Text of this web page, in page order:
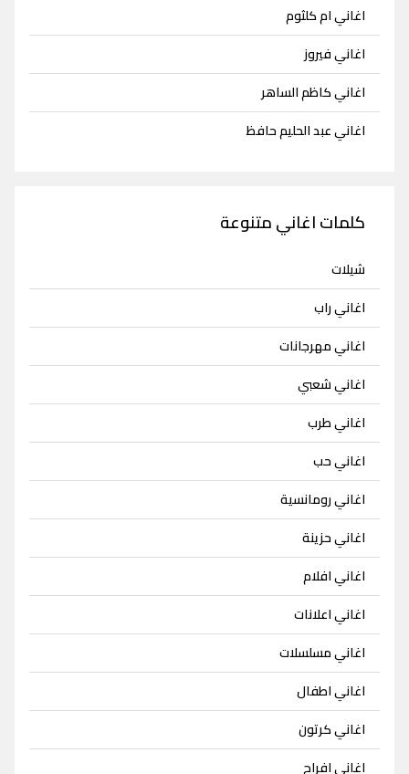
اغاني ام كلثوم
اغاني فيروز
اغاني كاظم الساهر
اغاني عبد الحليم حافظ
كلمات اغاني متنوعة
شيلات
اغاني راب
اغاني مهرجانات
اغاني شعبي
اغاني طرب
اغاني حب
اغاني رومانسية
اغاني حزينة
اغاني افلام
اغاني اعلانات
اغاني مسلسلات
اغاني اطفال
اغاني كرتون
اغاني افراح